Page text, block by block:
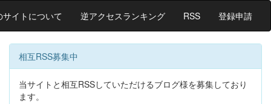
サイトについて 逆アクセスランキング RSS 登録申請
相互RSS募集中
当サイトと相互RSSしていただけるブログ様を募集しており
ます。